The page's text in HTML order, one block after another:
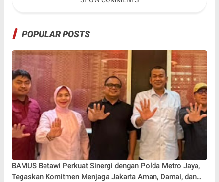
POPULAR POSTS
BAMUS Betawi Perkuat Sinergi dengan Polda Metro Jaya,
Tegaskan Komitmen Menjaga Jakarta Aman, Damai, dan